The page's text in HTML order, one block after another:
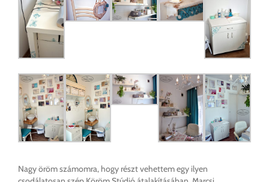
Nagy öröm számomra, hogy részt vehettem egy ilyen